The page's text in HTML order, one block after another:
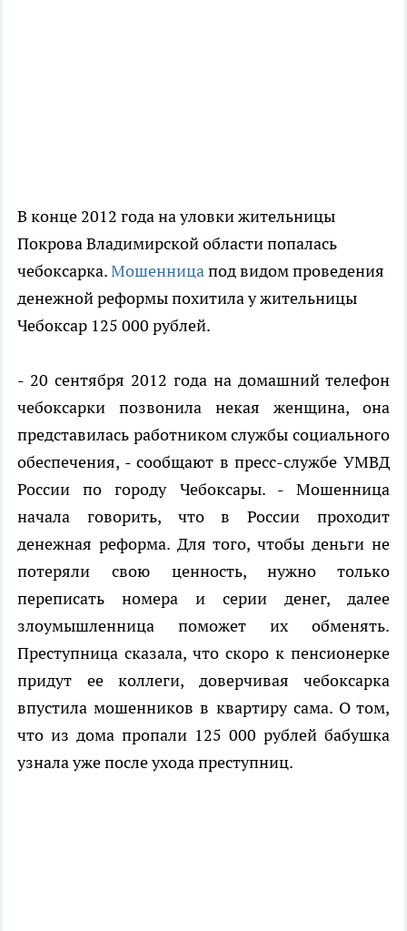
В конце 2012 года на уловки жительницы
Покрова Владимирской области попалась
чебоксарка.Мошенницапод видом проведения
денежной реформы похитила у жительницы
Чебоксар 125 000 рублей.
- 20 сентября 2012 года на домашний телефон
чебоксарки позвонила некая женщина, она
представилась работником службы социального
обеспечения, - сообщают в пресс-службе УМВД
России по городу Чебоксары. - Мошенница
начала говорить, что в России проходит
денежная реформа. Для того, чтобы деньги не
потеряли свою ценность, нужно только
переписать номера и серии денег, далее
злоумышленница поможет их обменять.
Преступница сказала, что скоро к пенсионерке
придут ее коллеги, доверчивая чебоксарка
впустила мошенников в квартиру сама. О том,
что из дома пропали 125 000 рублей бабушка
узнала уже после ухода преступниц.